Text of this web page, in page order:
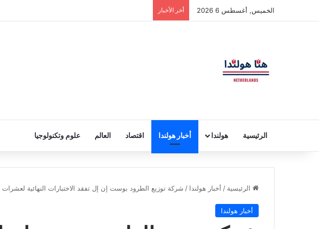
الخميس, أغسطس 6 2026 أخر الأخبار
الرئيسية هولندا أخبار هولندا اقتصاد العالم علوم وتكنولوجيا
الرئيسية / أخبار هولندا / شركة توزيع الطرود بوست إن إل تفقد الاختبارات النهائية لعشرات
أخبار هولندا